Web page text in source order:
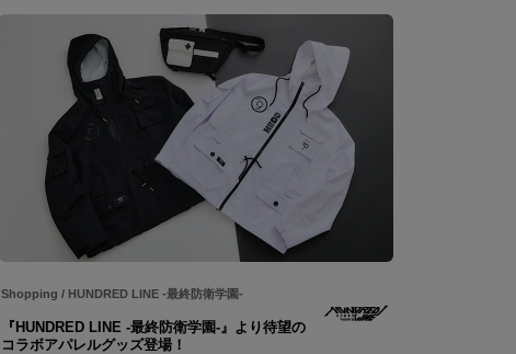
Shopping / HUNDRED LINE -最終防衛学園-
『HUNDRED LINE -最終防衛学園-』より待望の
コラボアパレルグッズ登場！